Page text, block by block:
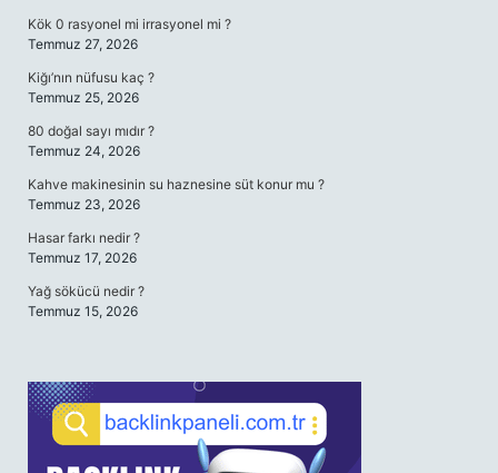
Kök 0 rasyonel mi irrasyonel mi ?
Temmuz 27, 2026
Kiğı’nın nüfusu kaç ?
Temmuz 25, 2026
80 doğal sayı mıdır ?
Temmuz 24, 2026
Kahve makinesinin su haznesine süt konur mu ?
Temmuz 23, 2026
Hasar farkı nedir ?
Temmuz 17, 2026
Yağ sökücü nedir ?
Temmuz 15, 2026